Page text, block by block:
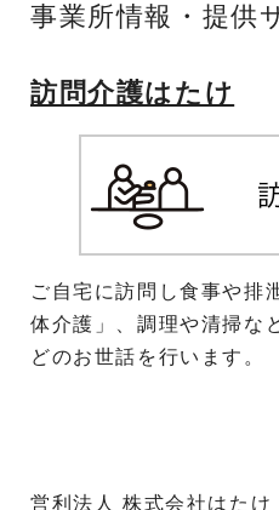
事業所情報・提供
訪問介護はたけ
ご自宅に訪問し食事や排
体介護」、調理や清掃な
どのお世話を行います。
営利法人 株式会社はたけ